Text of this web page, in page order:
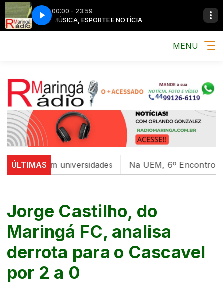
00:00 - 23:59
MÚSICA, ESPORTE E NOTÍCIA
MENU
ÚLTIMAS
em universidades Na UEM, 6º Encontro com as
Jorge Castilho, do
Maringá FC, analisa
derrota para o Cascavel
por 2 a 0